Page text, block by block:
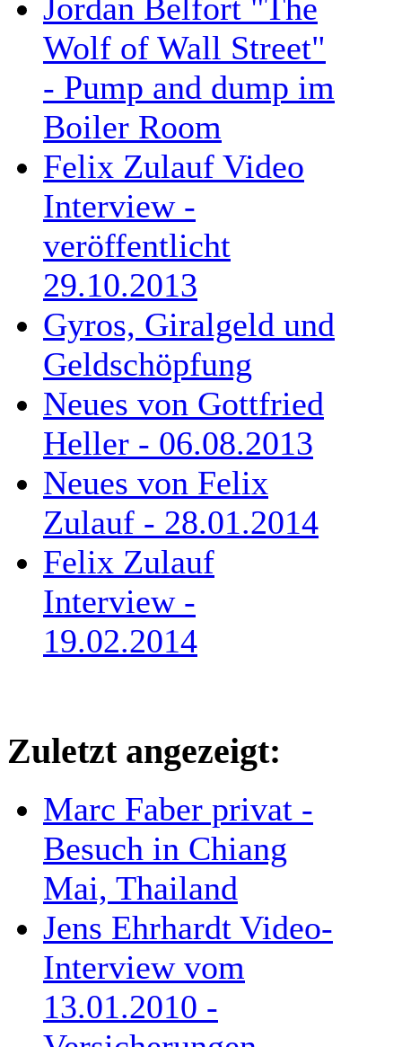
Jordan Belfort "The
Wolf of Wall Street"
- Pump and dump im
Boiler Room
Felix Zulauf Video
Interview -
veröffentlicht
29.10.2013
Gyros, Giralgeld und
Geldschöpfung
Neues von Gottfried
Heller - 06.08.2013
Neues von Felix
Zulauf - 28.01.2014
Felix Zulauf
Interview -
19.02.2014
Zuletzt angezeigt:
Marc Faber privat -
Besuch in Chiang
Mai, Thailand
Jens Ehrhardt Video-
Interview vom
13.01.2010 -